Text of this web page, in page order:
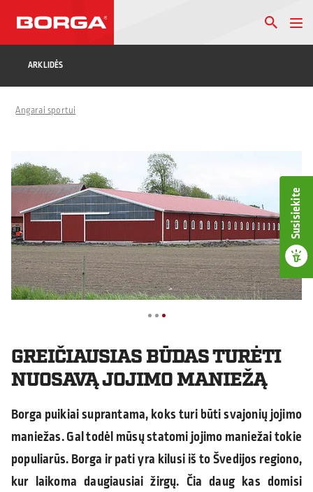
Susisiekite
ARKLIDĖS
Angarai sportui
GREIČIAUSIAS BŪDAS TURĖTI
NUOSAVĄ JOJIMO MANIEŽĄ
Borga puikiai suprantama, koks turi būti svajonių jojimo
maniežas. Gal todėl mūsų statomi jojimo maniežai tokie
populiarūs. Borga ir pati yra kilusi iš to Švedijos regiono,
kur laikoma daugiausiai žirgų. Čia daug kas domisi